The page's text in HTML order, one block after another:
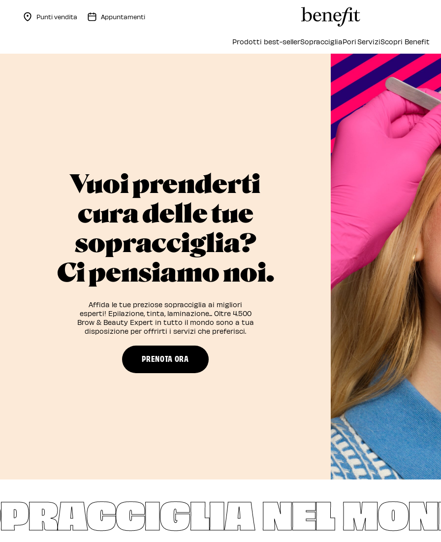
Punti vendita Appuntamenti
Prodotti best-sellerSopraccigliaPoriServiziScopri Benefit
Vuoi prenderti
cura delle tue
sopracciglia?
Ci pensiamo noi.
Affida le tue preziose sopracciglia ai migliori
esperti! Epilazione, tinta, laminazione... Oltre 4.500
Brow & Beauty Expert in tutto il mondo sono a tua
disposizione per offrirti i servizi che preferisci.
PRENOTA ORA
NEL